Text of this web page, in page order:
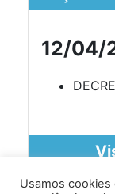
12/04/
Usamos